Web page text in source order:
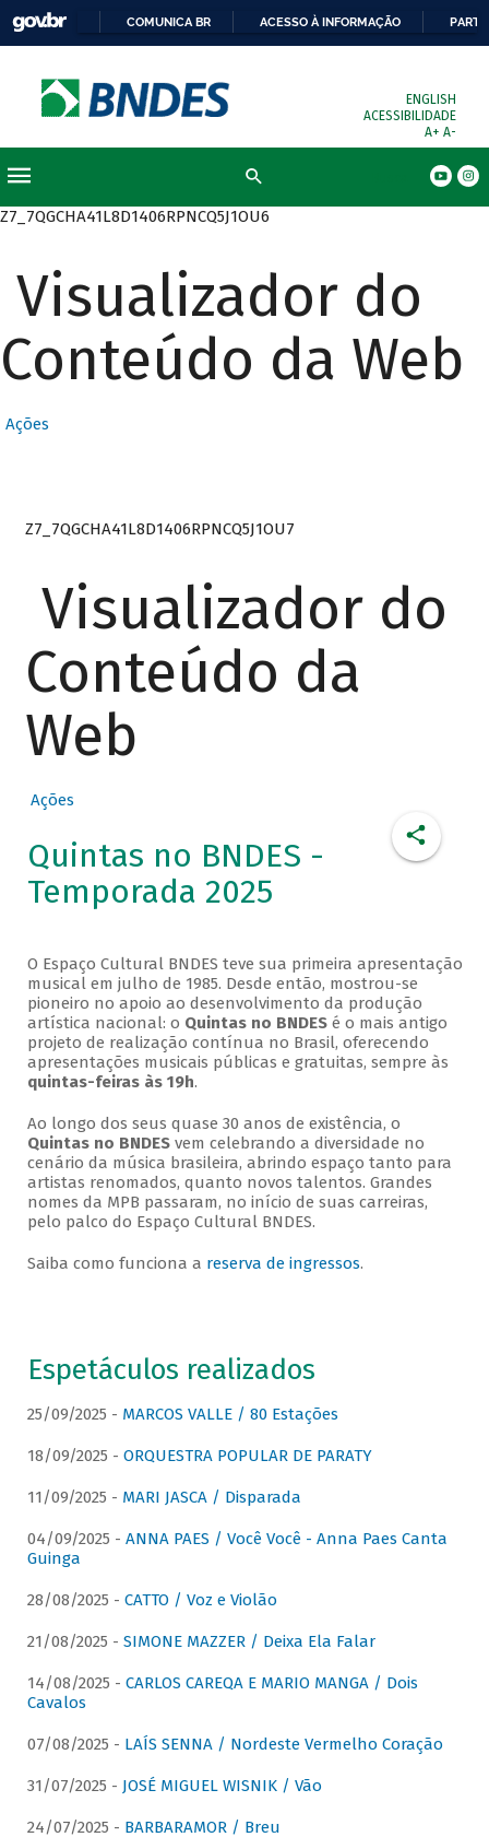
COMUNICA BR ACESSO À INFORMAÇÃO
ENGLISH
ACESSIBILIDADE
A+ A-
Z7_7QGCHA41L8D1406RPNCQ5J1OU6
Visualizador do
Conteúdo da Web
Ações
Z7_7QGCHA41L8D1406RPNCQ5J1OU7
Visualizador do
Conteúdo da
Web
Ações
Quintas no BNDES -
Temporada 2025
O Espaço Cultural BNDES teve sua primeira apresentação
musical em julho de 1985. Desde então, mostrou-se
pioneiro no apoio ao desenvolvimento da produção
artística nacional: o Quintas no BNDESé o mais antigo
projeto de realização contínua no Brasil, oferecendo
apresentações musicais públicas e gratuitas, sempre às
quintas-feiras às 19h.
Ao longo dos seus quase 30 anos de existência, o
Quintas no BNDESvem celebrando a diversidade no
cenário da música brasileira, abrindo espaço tanto para
artistas renomados, quanto novos talentos. Grandes
nomes da MPB passaram, no início de suas carreiras,
pelo palco do Espaço Cultural BNDES.
Saiba como funciona a reserva de ingressos.
Espetáculos realizados
25/09/2025 - MARCOS VALLE / 80 Estações
18/09/2025 - ORQUESTRA POPULAR DE PARATY
11/09/2025 - MARI JASCA / Disparada
04/09/2025 - ANNA PAES / Você Você - Anna Paes Canta
Guinga
28/08/2025 - CATTO / Voz e Violão
21/08/2025 - SIMONE MAZZER / Deixa Ela Falar
14/08/2025 - CARLOS CAREQA E MARIO MANGA / Dois
Cavalos
07/08/2025 - LAÍS SENNA / Nordeste Vermelho Coração
31/07/2025 - JOSÉ MIGUEL WISNIK / Vão
24/07/2025 - BARBARAMOR / Breu